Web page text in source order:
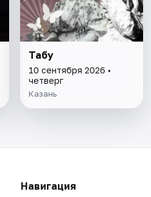
Табу
10 сентября 2026 •
четверг
Казань
Навигация